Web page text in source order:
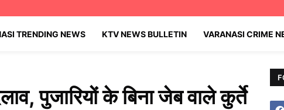
TRENDING NEWS KTV NEWS BULLETIN VARANASI CRIME
पुजारियों के बिना जेब वाले कुर्ते